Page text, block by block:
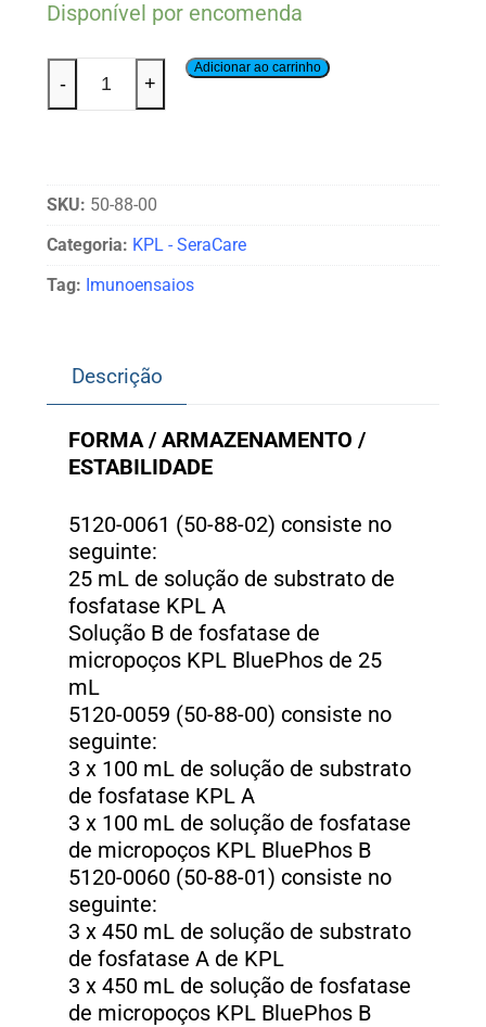
Disponível por encomenda
- +
Adicionar ao carrinho
SKU: 50-88-00
Categoria: KPL - SeraCare
Tag: Imunoensaios
Descrição
FORMA / ARMAZENAMENTO /
ESTABILIDADE
5120-0061 (50-88-02) consiste no
seguinte:
25 mL de solução de substrato de
fosfatase KPL A
Solução B de fosfatase de
micropoços KPL BluePhos de 25
mL
5120-0059 (50-88-00) consiste no
seguinte:
3 x 100 mL de solução de substrato
de fosfatase KPL A
3 x 100 mL de solução de fosfatase
de micropoços KPL BluePhos B
5120-0060 (50-88-01) consiste no
seguinte:
3 x 450 mL de solução de substrato
de fosfatase A de KPL
3 x 450 mL de solução de fosfatase
de micropoços KPL BluePhos B